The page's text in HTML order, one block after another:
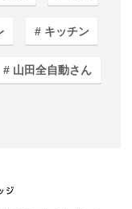
キッチン
山田全自動さん